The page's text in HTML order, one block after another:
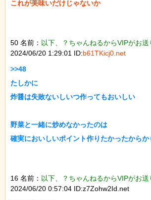
これが美味いだけじゃないか
50 名前： 以下、？ちゃんねるからVIPがお送
2024/06/20 1:29:01 ID:b61TKicj0.net
>>48
たしかに
炸醤は失敗ないしいつ作ってもおいしい
野菜と一緒に炒めなかったのは
確実においしいポイント作りたかったからか
16 名前： 以下、？ちゃんねるからVIPがお送
2024/06/20 0:57:04 ID:z7Zohw2Id.net